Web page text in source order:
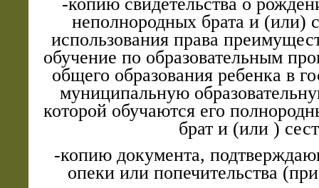
неполнородных брата и (или)
использования права
обучение по образовательным
общего образования ребенка в
муниципальную
которой обучаются его
брат и (или )
-копию документа,
опеки или попечительства